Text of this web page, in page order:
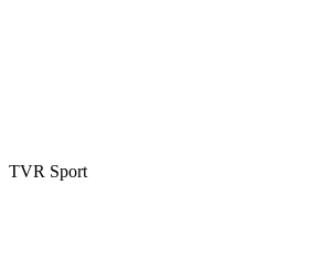
TVR Sport